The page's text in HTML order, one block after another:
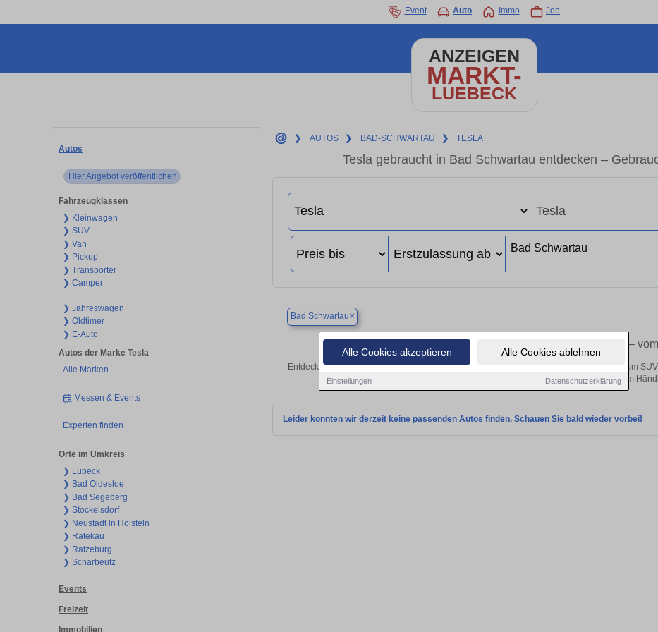
Alle Cookies akzeptieren Alle Cookies ablehnen
Einstellungen Datenschutzerklärung
Event Auto Immo Job
ANZEIGEN
MARKT-
LUEBECK
Autos
Hier Angebot veröffentlichen
Fahrzeugklassen
❯ Kleinwagen
❯ SUV
❯ Van
❯ Pickup
❯ Transporter
❯ Camper
❯ Jahreswagen
❯ Oldtimer
❯ E-Auto
Autos der Marke Tesla
Alle Marken
Messen & Events
Experten finden
Orte im Umkreis
❯ Lübeck
❯ Bad Oldesloe
❯ Bad Segeberg
❯ Stockelsdorf
❯ Neustadt in Holstein
❯ Ratekau
❯ Ratzeburg
❯ Scharbeutz
Events
Freizeit
Immobilien
❯ AUTOS ❯ BAD-SCHWARTAU ❯ TESLA
Tesla gebraucht in Bad Schwartau entdecken –
Bad Schwartau×
Finden Sie in Bad Schwartau Ihren gebrauchten Tesla –
Entdecken Sie in Bad Schwartau gebrauchte Tesla Fahrzeuge. Von Kleinwagen bis hin zum
Bad Schwartau von privat und vom
Leider konnten wir derzeit keine passenden Autos finden. Schauen Sie bald wieder vorbei!